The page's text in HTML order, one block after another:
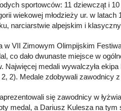
sportowców: 11 dziewcząt i
wiekowej młodzieży ur. w
narciarstwie alpejskim i
w VII Zimowym Olimpijskim
co dało dwunaste miejsce w
Najwięcej medali wywalczyła
2). Medale zdobywali zawodnicy
się zawodnicy w
medal, a Dariusz Kulesza na